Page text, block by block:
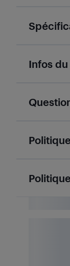
Infos